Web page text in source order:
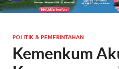
POLITIK & PEMERINTAHAN
Kemenkum